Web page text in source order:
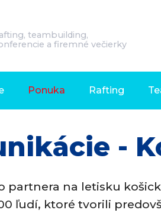
teambuilding,
a firemné večierky
Ponuka Rafting
-
partnera na letisku
ľudí, ktoré tvorili